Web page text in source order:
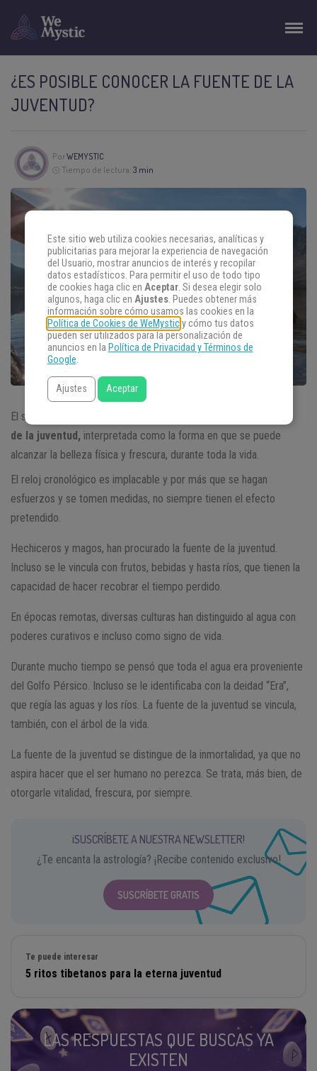
¿ES POSIBLE CONOCER LA FUENTE DE LA
JUVENTUD?
PorWEMYSTIC
Tiempo de lectura: 3 min
El sueño de la humanidad es
conocer el secreto de la fuente
de la juventud, interpretada como la forma en que se puede
alcanzar la belleza física y frescura, durante toda la vida.
El reloj cronológico es implacable y por más que se hagan
esfuerzos y se tomen medidas, no siempre tienen el efecto
pretendido.
Hechiceros y magos, han procurado la fuente de la juventud.
Incluso se le vincula con frutos, bebidas y hasta ríos, que tienen la
capacidad de hacer recobrar el tiempo perdido.
En épocas remotas, diversas culturas han distinguido al agua con
poderes curativos e incluso como signo de vida.
Durante mucho tiempo se pensó que toda el agua era proveniente
del Golfo Pérsico. Incluso se le identificaba con la deidad “Era”,
que regía las aguas y los ríos. La fuente de la juventud se vincula,
también, con el árbol de la vida.
La fuente de la juventud se distingue de la inmortalidad, ya que no
aspira hacer que el ser humano no perezca. Se trata, más bien, de
otorgarle vitalidad, frescura, por siempre.
¡SUSCRÍBETE A NUESTRA NEWSLETTER!
¿Te encanta la astrología? ¡Recibe contenido exclusivo!
SUSCRÍBETE GRATIS
Te puede interesar
5 ritos tibetanos para la eterna juventud
LAS RESPUESTAS QUE BUSCAS YA
EXISTEN
Este sitio web utiliza cookies necesarias, analíticas y
publicitarias para mejorar la experiencia de navegación
del Usuario, mostrar anuncios de interés y recopilar
datos estadísticos. Para permitir el uso de todo tipo
de cookies haga clic en Aceptar. Si desea elegir solo
algunos, haga clic en Ajustes. Puedes obtener más
información sobre cómo usamos las cookies en la
Política de Cookies de WeMysticy cómo tus datos
pueden ser utilizados para la personalización de
anuncios en la Política de Privacidad y Términos de
Google.
Ajustes Aceptar